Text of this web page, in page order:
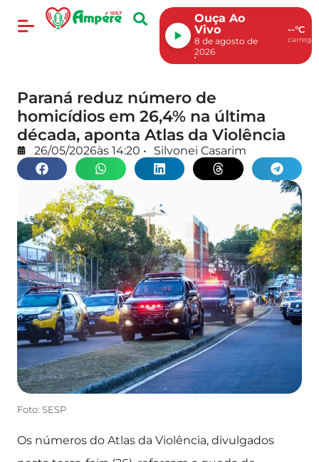
Ouça Ao
Vivo
8 de agosto de
2026
--°C
Paraná reduz número de
homicídios em 26,4% na última
década, aponta Atlas da Violência
26/05/2026às 14:20 • Silvonei Casarim
Foto: SESP
Os números do Atlas da Violência, divulgados